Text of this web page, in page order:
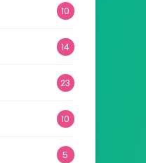
10
14
23
10
5